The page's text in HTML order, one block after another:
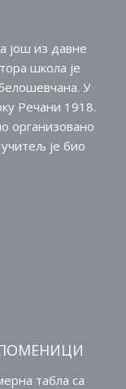
још из давне
школа је
У
Речани 1918.
организовано
је био
табла са